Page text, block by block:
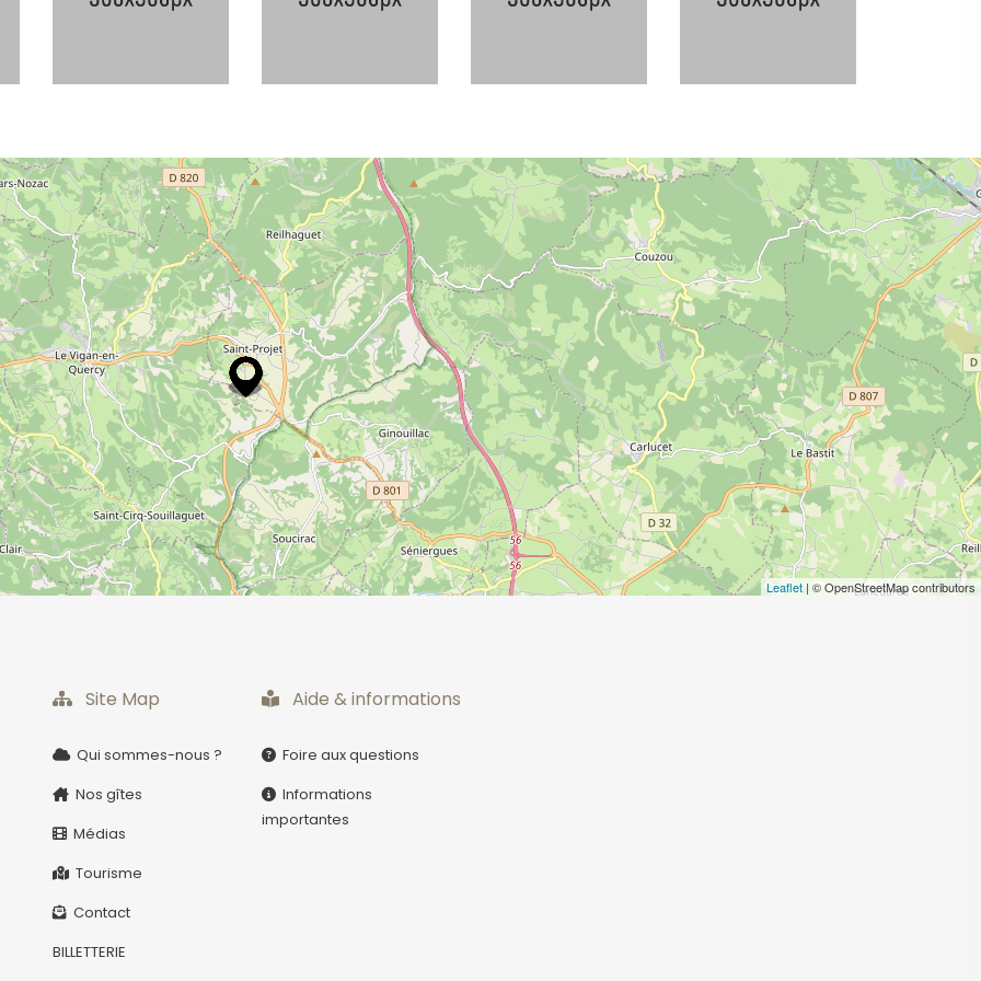
Leaflet | © OpenStreetMap contributors
Quelques-un au hazard...
Site Map
Qui sommes-nous ?
Nos gîtes
Médias
Tourisme
Contact
BILLETTERIE
Aide & informations
Foire aux questions
Informations
importantes